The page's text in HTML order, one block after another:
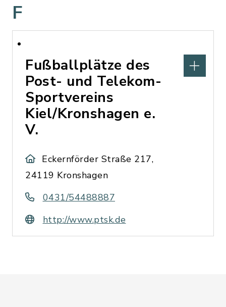
F
Fußballplätze des
Post- und Telekom-
Sportvereins
Kiel/Kronshagen e.
V.
Eckernförder Straße 217,
24119 Kronshagen
0431/54488887
http://www.ptsk.de